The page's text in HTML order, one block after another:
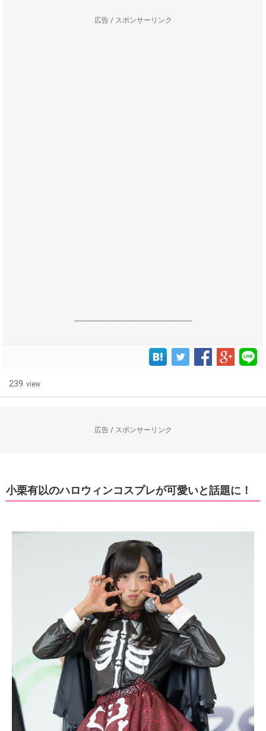
広告 / スポンサーリンク
------------------------------------------------------------------
239 view
広告 / スポンサーリンク
小栗有以のハロウィンコスプレが可愛いと話題に！